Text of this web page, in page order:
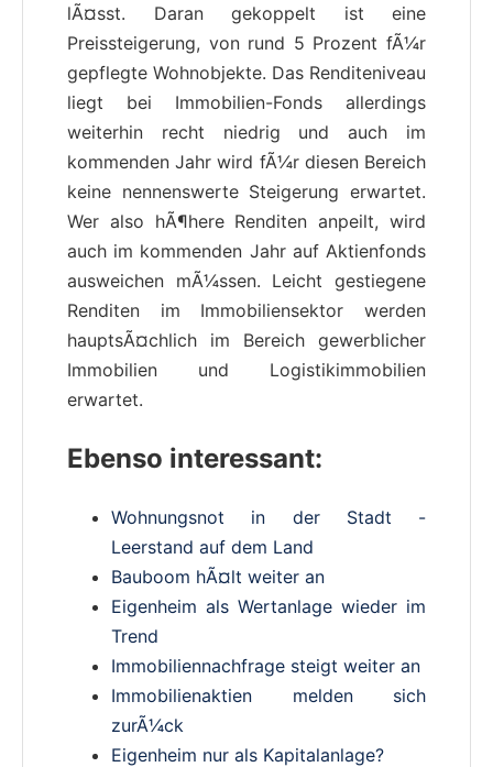
lÃ¤sst. Daran gekoppelt ist eine
Preissteigerung, von rund 5 Prozent fÃ¼r
gepflegte Wohnobjekte. Das Renditeniveau
liegt bei Immobilien-Fonds allerdings
weiterhin recht niedrig und auch im
kommenden Jahr wird fÃ¼r diesen Bereich
keine nennenswerte Steigerung erwartet.
Wer also hÃ¶here Renditen anpeilt, wird
auch im kommenden Jahr auf Aktienfonds
ausweichen mÃ¼ssen. Leicht gestiegene
Renditen im Immobiliensektor werden
hauptsÃ¤chlich im Bereich gewerblicher
Immobilien und Logistikimmobilien
erwartet.
Ebenso interessant:
Wohnungsnot in der Stadt -
Leerstand auf dem Land
Bauboom hÃ¤lt weiter an
Eigenheim als Wertanlage wieder im
Trend
Immobiliennachfrage steigt weiter an
Immobilienaktien melden sich
zurÃ¼ck
Eigenheim nur als Kapitalanlage?